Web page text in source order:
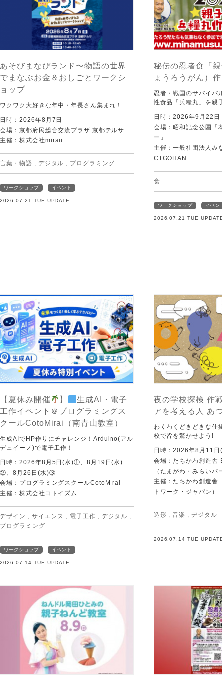
あそびまなびランド〜物語の世界
でまなぶお金＆おしごとワークシ
ョップ
ワクワク大好きな年中・年長さん集まれ！
日時：2026年8月7日
会場：京都府民総合交流プラザ 京都テルサ
主催：株式会社miraii
言葉・物語 , デジタル , プログラミング
ワークショップ イベント
2026.07.21 TUE UPDATE
秘伝の忍者食『
ょうろうがん）
忍者・戦国のサバイバ
性食品「兵糧丸」を親
日時：2026年9月22日
会場：昭和記念公園「
ー」
主催：一般社団法人み
CTGOHAN
食
ワークショップ イベン
2026.07.21 TUE
【夏休み開催 】
生成AI・電子
工作イベント＠プログラミングス
クールCotoMirai（南青山教室）
生成AIでHP作りにチャレンジ！Arduino(アル
デュイーノ)で電子工作！
日時：2026年8月5日(水)①、8月19日(水)
②、8月26日(水)③
会場：プログラミングスクールCotoMirai
主催：株式会社コトイズム
デザイン , サイエンス , 電子工作 , デジタル ,
プログラミング
ワークショップ イベント
2026.07.14 TUE UPDATE
夜の学校探検 作
アを考える人 あ
わくわくどきどきな仕
校で皆を驚かせよう!
日時：2026年8月11日
会場：たちかわ創造舎
（たまがわ・みらいパ
主催：たちかわ創造舎
トワーク・ジャパン）
造形 , 音楽 , デジタル
2026.07.14 TUE